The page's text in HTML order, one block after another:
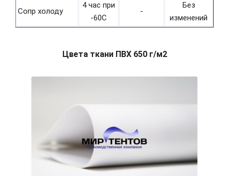
Сопр холоду
4 час при
-60С
-
Без
изменений
Цвета ткани ПВХ 650 г/м2